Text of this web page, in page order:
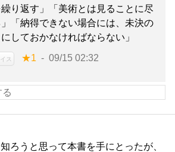
り返す」「美術とは見ることに尽
」「納得できない場合には、未決の
にしておかなければならない」
ス ★1 09/15 02:32
ろうと思って本書を手にとったが、